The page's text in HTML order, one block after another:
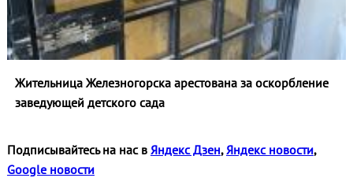
Жительница Железногорска арестована за оскорбление
заведующей детского сада
Подписывайтесь на нас в Яндекс Дзен, Яндекс новости,
Google новости